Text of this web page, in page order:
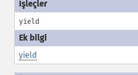
yield
yield